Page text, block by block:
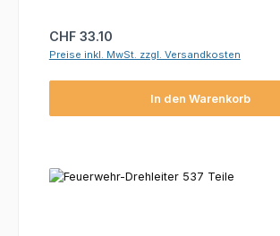
Regulärer Preis:
CHF 33.10
Preise inkl. MwSt. zzgl. Versandkosten
In den Warenkorb